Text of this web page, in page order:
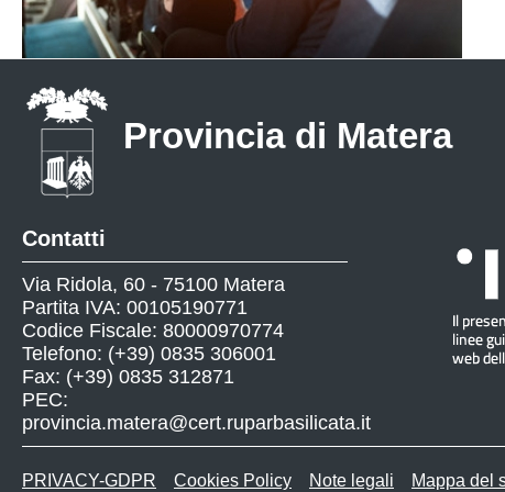
Provincia di Matera
Contatti
Via Ridola, 60 - 75100 Matera
Partita IVA: 00105190771
Codice Fiscale: 80000970774
Telefono: (+39) 0835 306001
Fax: (+39) 0835 312871
PEC:
provincia.matera@cert.ruparbasilicata.it
PRIVACY-GDPR Cookies Policy Note legali Mappa del